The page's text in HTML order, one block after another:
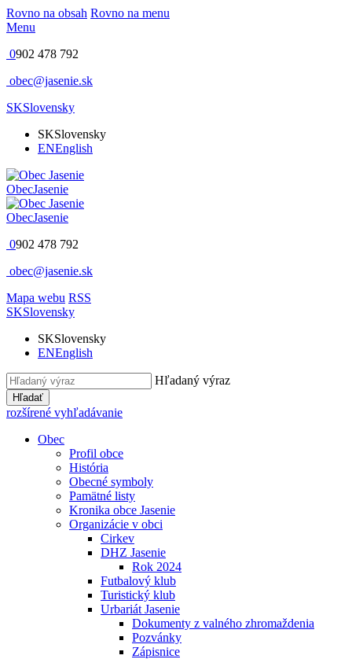
Rovno na obsah Rovno na menu
Menu
0902 478 792
obec@jasenie.sk
SKSlovensky
SKSlovensky
ENEnglish
ObecJasenie
ObecJasenie
0902 478 792
obec@jasenie.sk
Mapa webu RSS
SKSlovensky
SKSlovensky
ENEnglish
Hľadaný výraz
Hľadať
rozšírené vyhľadávanie
Obec
Profil obce
História
Obecné symboly
Pamätné listy
Kronika obce Jasenie
Organizácie v obci
Cirkev
DHZ Jasenie
Rok 2024
Futbalový klub
Turistický klub
Urbariát Jasenie
Dokumenty z valného zhromaždenia
Pozvánky
Zápisnice